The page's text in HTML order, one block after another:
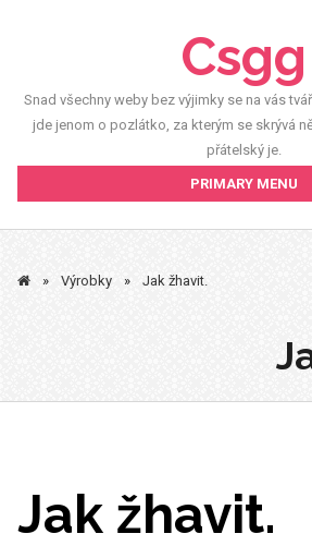
Csgg
Snad všechny weby bez výjimky se na vás
jde jenom o pozlátko, za kterým se skrývá
přátelský je.
PRIMARY MENU
» Výrobky » Jak žhavit.
Jak žhavit.